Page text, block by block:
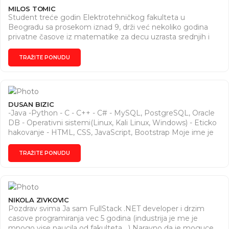
MILOS TOMIC
Student treće godin Elektrotehničkog fakulteta u
Beogradu sa prosekom iznad 9, drži već nekoliko godina
privatne časove iz matematike za decu uzrasta srednjih i
osnovnoh škola.
TRAŽITE PONUDU
DUSAN BIZIC
-Java -Python - C - C++ - C# - MySQL, PostgreSQL, Oracle
DB - Operativni sistemi(Linux, Kali Linux, Windows) - Eticko
hakovanje - HTML, CSS, JavaScript, Bootstrap Moje ime je
Dušan Bizić, i moja strast prema programiranju počela je još
kada sam imao 9 godina, kroz igru video igara. Tada sam
prvi put ušao u svet programiranja, stvarajući skripte za
SA:MP je modifikacija za popularnu igru Grand Theft Auto:
San Andreas koja omogućava multiplayer igranje. Moje rane
iskustva u programiranju bila su usmerena na rešavanje
problema – kako unaprediti igru i poboljšati iskustvo igrača.
Upravo tada sam shvatio koliko je zadovoljavajuće rešavati
TRAŽITE PONUDU
NIKOLA ZIVKOVIC
Pozdrav svima Ja sam FullStack .NET developer i drzim
casove programiranja vec 5 godina (industrija je me je